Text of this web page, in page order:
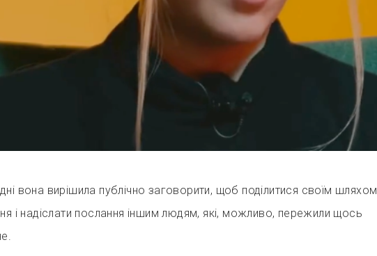
вона вирішила публічно заговорити, щоб поділитися своїм шляхом
і надіслати послання іншим людям, які, можливо, пережили щось